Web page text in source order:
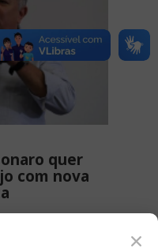
quer
com nova